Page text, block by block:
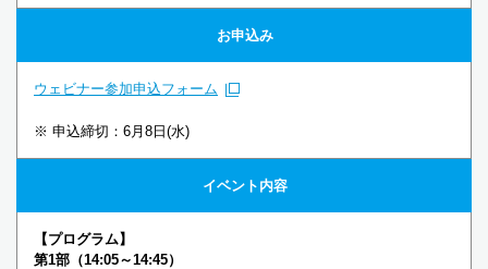
お申込み
ウェビナー参加申込フォーム
※ 申込締切：6月8日(水)
イベント内容
【プログラム】
第1部（14:05～14:45）